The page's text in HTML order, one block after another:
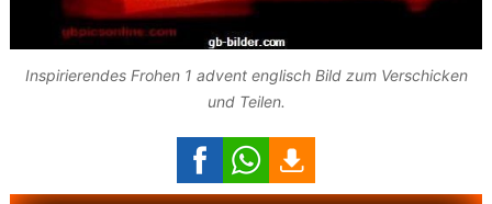
Inspirierendes Frohen 1 advent englisch Bild zum Verschicken
und Teilen.